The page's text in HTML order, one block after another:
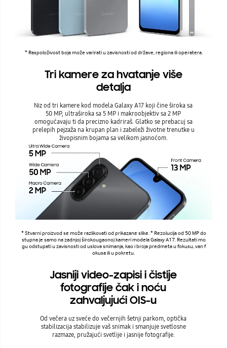
* Raspoloživost boja može varirati u zavisnosti od države, regiona ili operatera.
Tri kamere za hvatanje više
detalja
Niz od tri kamere kod modela Galaxy A17 koji čine široka sa
50 MP, ultraširoka sa 5 MP i makroobjektiv sa 2 MP
omogućavaju ti da precizno kadriraš. Glatko se prebacuj sa
prelepih pejzaža na krupan plan i zabeleži životne trenutke u
živopisnim bojama sa velikom jasnoćom.
* Stvarni proizvod se može razlikovati od prikazane slike. * Rezolucija od 50 MP do
stupna je samo na zadnjoj širokougaonoj kameri modela Galaxy A17. Rezultati mo
gu odstupati u zavisnosti od uslova snimanja, kao i broja predmeta u fokusu, van f
okusa ili u pokretu.
Jasniji video-zapisi i čistije
fotografije čak i noću
zahvaljujući OIS-u
Od večera uz sveće do večernjih šetnji parkom, optička
stabilizacija stabilizuje vaš snimak i smanjuje svetlosne
razmaze, pružajući svetlije i jasnije fotografije.